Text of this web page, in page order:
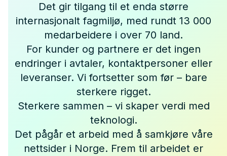
Det gir tilgang til et enda større
internasjonalt fagmiljø, med rundt 13 000
medarbeidere i over 70 land.
For kunder og partnere er det ingen
endringer i avtaler, kontaktpersoner eller
leveranser. Vi fortsetter som før – bare
sterkere rigget.
Sterkere sammen – vi skaper verdi med
teknologi.
Det pågår et arbeid med å samkjøre våre
nettsider i Norge. Frem til arbeidet er